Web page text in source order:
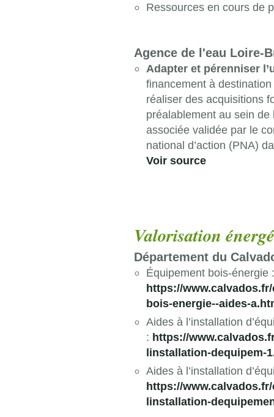
Ressources en cours de
Agence de l'eau Loire-
Adapter et pérenniser
financement à
réaliser des acquisitions
préalablement au sein
associée validée par le
national d’action (PNA)
Voir source
Valorisation
Département du
Équipement bois-énergie
https://
bois-energie--aides-
Aides à l’installation
: https://
linstallation-dequipem-
Aides à l’installation
https://
linstallation-